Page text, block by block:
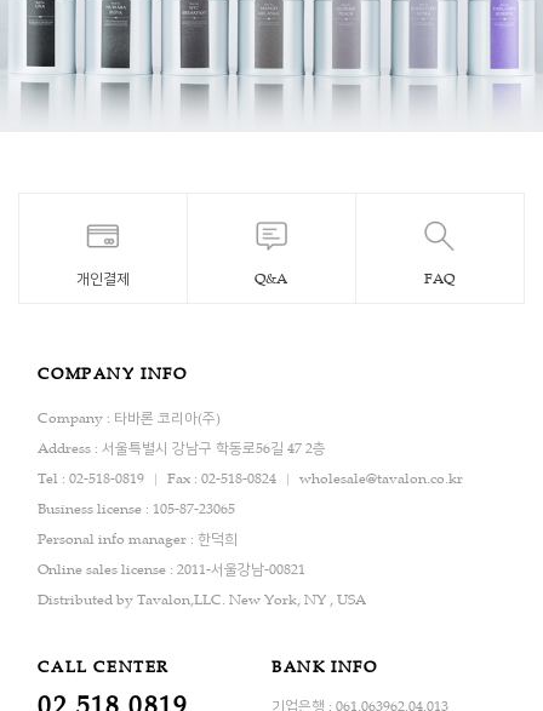
개인결제 Q&A FAQ
COMPANY INFO
Company : 타바론 코리아(주)
Address : 서울특별시 강남구 학동로56길 47 2층
Tel : 02-518-0819
Fax : 02-518-0824
wholesale@tavalon.co.kr
Business license : 105-87-23065
Personal info manager : 한덕희
Online sales license : 2011-서울강남-00821
Distributed by Tavalon,LLC. New York, NY , USA
CALL CENTER BANK INFO
기업은행 : 061.063962.04.013